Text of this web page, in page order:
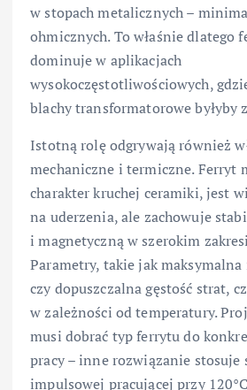
w stopach metalicznych –
ohmicznych. To właśnie dlatego
dominuje w aplikacjach
wysokoczęstotliwościowych,
blachy transformatorowe byłyby
Istotną rolę odgrywają również
mechaniczne i termiczne. Ferryt
charakter kruchej ceramiki, jest
na uderzenia, ale zachowuje
i magnetyczną w szerokim
Parametry, takie jak
czy dopuszczalna gęstość strat,
w zależności od temperatury.
musi dobrać typ ferrytu do
pracy – inne rozwiązanie
impulsowej pracującej przy